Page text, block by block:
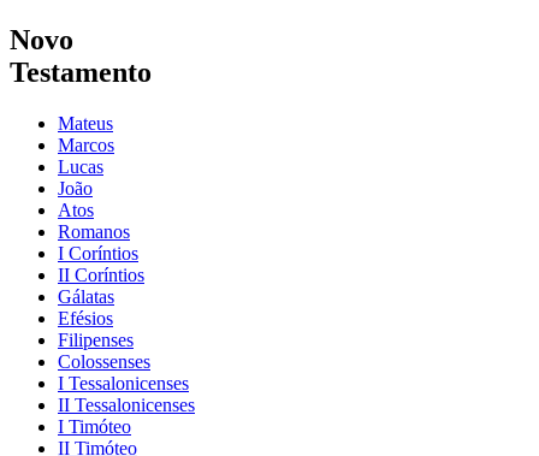
Novo
Testamento
Mateus
Marcos
Lucas
João
Atos
Romanos
I Coríntios
II Coríntios
Gálatas
Efésios
Filipenses
Colossenses
I Tessalonicenses
II Tessalonicenses
I Timóteo
II Timóteo